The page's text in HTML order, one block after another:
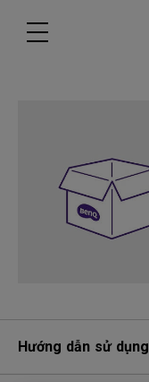
Hướng dẫn sử dụng